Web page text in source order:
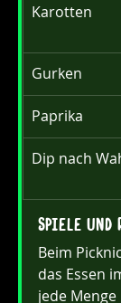
Karotten
Gurken
Paprika
Dip nach
Spiele
Beim
das Essen
jede